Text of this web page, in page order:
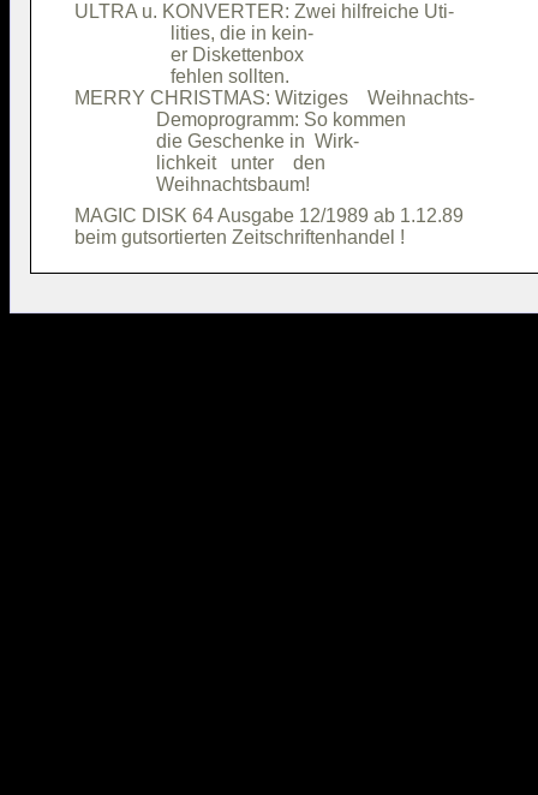
ULTRA u. KONVERTER: Zwei hilfreiche Uti-
                    lities, die in kein-
                    er Diskettenbox
                    fehlen sollten.
MERRY CHRISTMAS: Witziges    Weihnachts-
                 Demoprogramm: So kommen
                 die Geschenke in  Wirk-
                 lichkeit   unter    den
MAGIC DISK 64 Ausgabe 12/1989 ab 1.12.89